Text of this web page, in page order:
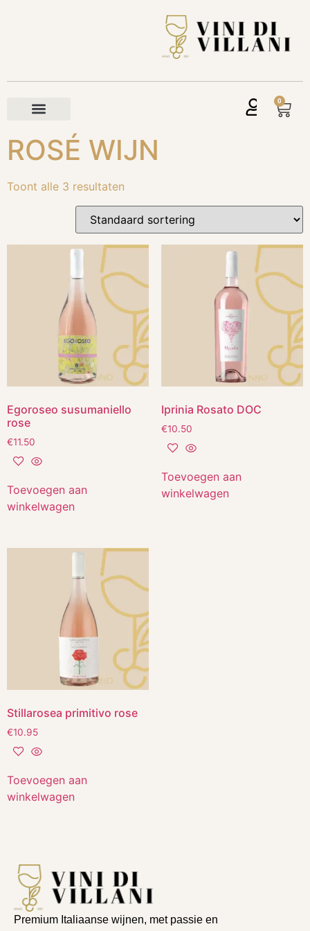
0
ROSÉ WIJN
Toont alle 3 resultaten
Egoroseo susumaniello
rose
€11.50
Toevoegen aan
winkelwagen
Iprinia Rosato DOC
€10.50
Toevoegen aan
winkelwagen
Stillarosea primitivo rose
€10.95
Toevoegen aan
winkelwagen
Premium Italiaanse wijnen, met passie en